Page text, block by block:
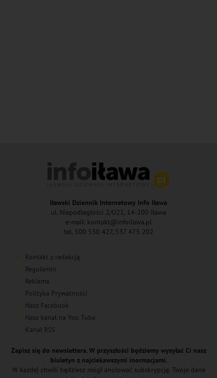
Iławski Dziennik Internetowy Info Iława
ul. Niepodległości 2/U21, 14-200 Iława
e-mail: kontakt@infoilawa.pl
tel. 500 530 427, 537 475 202
Kontakt z redakcją
Regulamin
Reklama
Polityka Prywatności
Nasz Facebook
Nasz kanał na You Tube
Kanał RSS
Zapisz się do newslettera. W przyszłości będziemy wysyłać Ci nasz
biuletyn z najciekawszymi inormacjami.
W każdej chwili będziesz mógł anulować subskrypcję. Twoje dane